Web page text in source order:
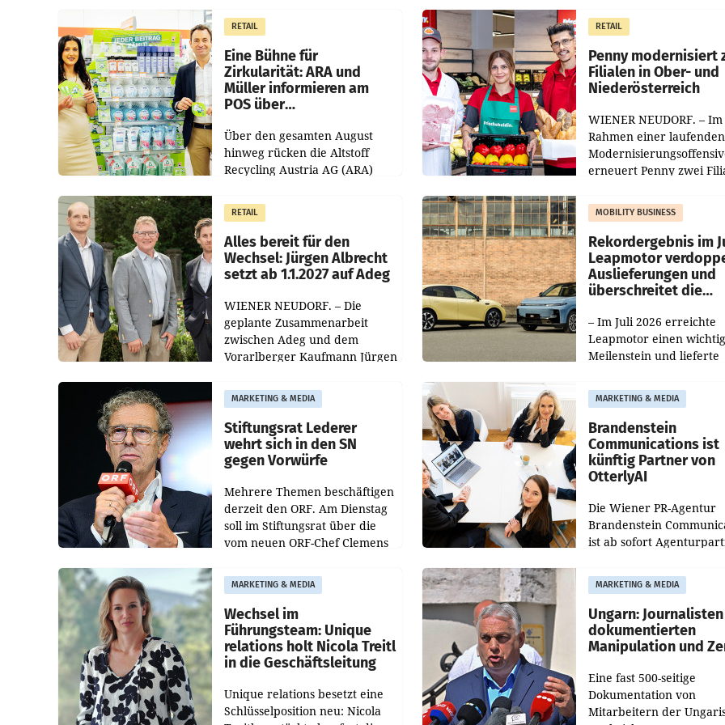
erwirtschaftet, was einem Plus
von 3,8 Prozent gegenüber
dem Vergleichszeitraum
gemacht und die
Markterwartung deutlich
übertroffen.
RETAIL
Eine Bühne für
Zirkularität: ARA und
Müller informieren am
POS über
Über den gesamten August
hinweg rücken die Altstoff
Recycling Austria AG (ARA)
Müller die Initiative „Kreislauf-
Helden“ in allen
österreichischen Müller-Filialen
RETAIL
Penny modernisiert
Filialen in Ober- und
Niederösterreich
WIENER NEUDORF. – Im
Rahmen einer laufenden
erneuert Penny zwei
Die beiden Standorte
Haag sowie im rund
RETAIL
Alles bereit für den
Wechsel: Jürgen Albrecht
setzt ab 1.1.2027 auf Adeg
WIENER NEUDORF. – Die
geplante Zusammenarbeit
zwischen Adeg und dem
Vorarlberger Kaufmann Jürgen
freigegeben: Die
Bundeswettbewerbsbehörde
und der Bundeskartellanwalt
MOBILITY BUSINESS
Rekordergebnis im
Leapmotor
Auslieferungen und
überschreitet die
– Im Juli 2026 erreichte
Leapmotor einen
Meilenstein und lieferte
aus, womit sich das
gegenüber Juli 2025
verdoppelte (+102
MARKETING & MEDIA
Stiftungsrat Lederer
wehrt sich in den SN
gegen Vorwürfe
Mehrere Themen beschäftigen
derzeit den ORF. Am Dienstag
soll im Stiftungsrat über die
vom neuen ORF-Chef Clemens
Besetzungen für die
Direktionen abgestimmt
werden.
MARKETING & MEDIA
Brandenstein
Communications ist
künftig Partner von
OtterlyAI
Die Wiener PR-Agentur
Brandenstein
ist ab sofort
Optimierungsplattform
OtterlyAI. Damit baut die
Agentur ihr
MARKETING & MEDIA
Wechsel im
Führungsteam: Unique
relations holt Nicola Treitl
in die Geschäftsleitung
Unique relations besetzt eine
Schlüsselposition neu: Nicola
MARKETING & MEDIA
Ungarn: Journalisten
dokumentierten
Manipulation und
Eine fast 500-seitige
Dokumentation von
Mitarbeitern der